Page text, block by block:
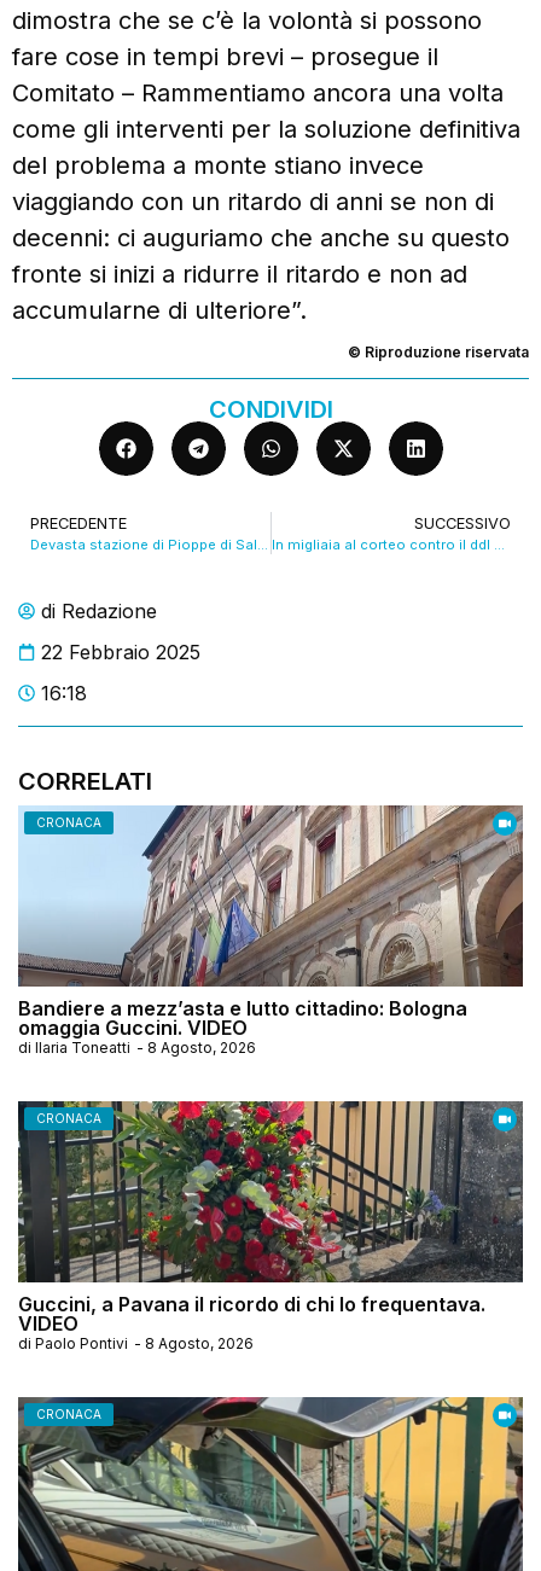
di Redazione
22 Febbraio 2025
16:18
CORRELATI
CRONACA
Bandiere a mezz’asta e lutto cittadino: Bologna
omaggia Guccini. VIDEO
di Ilaria Toneatti - 8 Agosto, 2026
CRONACA
Guccini, a Pavana il ricordo di chi lo frequentava.
VIDEO
di Paolo Pontivi - 8 Agosto, 2026
CRONACA
dimostra che se c’è la volontà si possono
fare cose in tempi brevi – prosegue il
Comitato – Rammentiamo ancora una volta
come gli interventi per la soluzione definitiva
del problema a monte stiano invece
viaggiando con un ritardo di anni se non di
decenni: ci auguriamo che anche su questo
fronte si inizi a ridurre il ritardo e non ad
accumularne di ulteriore”.
© Riproduzione riservata
CONDIVIDI
PRECEDENTE
Devasta stazione di Pioppe di Salvaro perchè nervoso, denunciato
SUCCESSIVO
In migliaia al corteo contro il ddl sicurezza. VIDEO